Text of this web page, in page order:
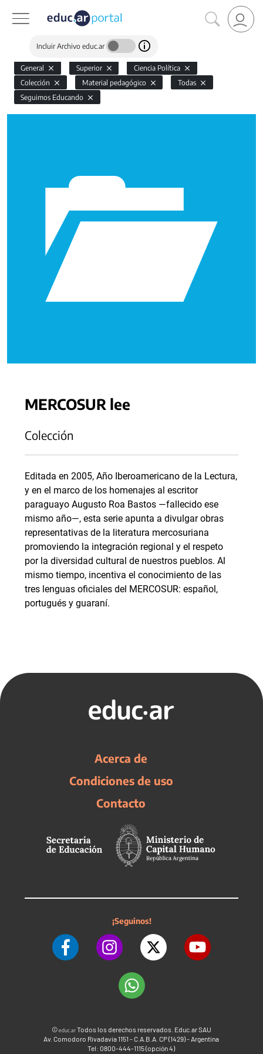
Incluir Archivo educ.ar
General Superior
Ciencia Política
Colección
Material pedagógico
Todas
Seguimos Educando
MERCOSUR lee
Colección
Editada en 2005, Año Iberoamericano de la Lectura,
y en el marco de los homenajes al escritor
paraguayo Augusto Roa Bastos —fallecido ese
mismo año—, esta serie apunta a divulgar obras
representativas de la literatura mercosuriana
promoviendo la integración regional y el respeto
por la diversidad cultural de nuestros pueblos. Al
mismo tiempo, incentiva el conocimiento de las
tres lenguas oficiales del MERCOSUR: español,
portugués y guaraní.
Acerca de
Condiciones de uso
Contacto
¡Seguinos!
©educ.arTodos los derechos reservados. Educ.ar SAU
Av. Comodoro Rivadavia 1151 - C.A.B.A. CP (1429) - Argentina
Tel: 0800-444-1115 (opción 4)